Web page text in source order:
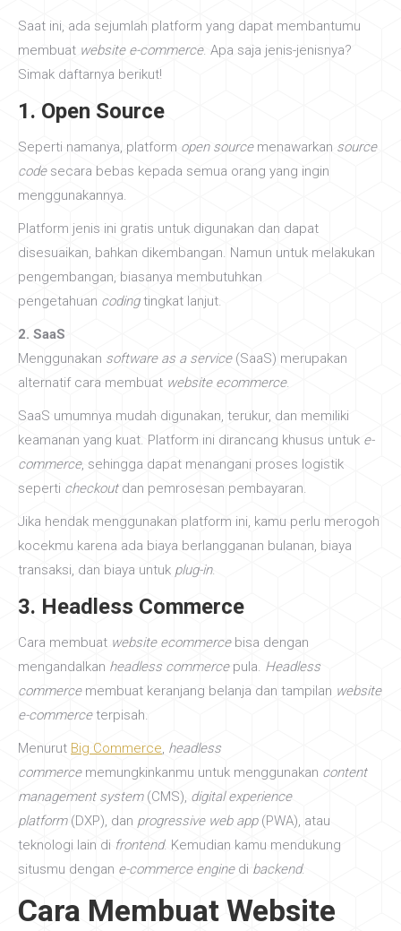
Saat ini, ada sejumlah platform yang dapat membantumu
membuat website e-commerce. Apa saja jenis-jenisnya?
Simak daftarnya berikut!
1. Open Source
Seperti namanya, platform open sourcemenawarkan source
codesecara bebas kepada semua orang yang ingin
menggunakannya.
Platform jenis ini gratis untuk digunakan dan dapat
disesuaikan, bahkan dikembangan. Namun untuk melakukan
pengembangan, biasanya membutuhkan
pengetahuan codingtingkat lanjut.
2. SaaS
Menggunakan software as a service (SaaS) merupakan
alternatif cara membuat website ecommerce.
SaaS umumnya mudah digunakan, terukur, dan memiliki
keamanan yang kuat. Platform ini dirancang khusus untuk e-
commerce, sehingga dapat menangani proses logistik
seperti checkoutdan pemrosesan pembayaran.
Jika hendak menggunakan platform ini, kamu perlu merogoh
kocekmu karena ada biaya berlangganan bulanan, biaya
transaksi, dan biaya untuk plug-in.
3. Headless Commerce
Cara membuat website ecommerce bisa dengan
mengandalkan headless commercepula. Headless
commerce membuat keranjang belanja dan tampilan website
e-commerceterpisah.
Menurut Big Commerce, headless
commerce memungkinkanmu untuk menggunakan content
management system (CMS), digital experience
platform (DXP), dan progressive web app (PWA), atau
teknologi lain di frontend. Kemudian kamu mendukung
situsmu dengan e-commerce engine di backend.
Cara Membuat Website